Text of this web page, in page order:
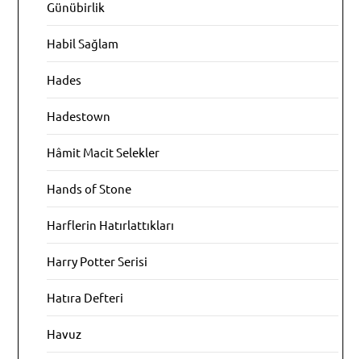
Günübirlik
Habil Sağlam
Hades
Hadestown
Hâmit Macit Selekler
Hands of Stone
Harflerin Hatırlattıkları
Harry Potter Serisi
Hatıra Defteri
Havuz